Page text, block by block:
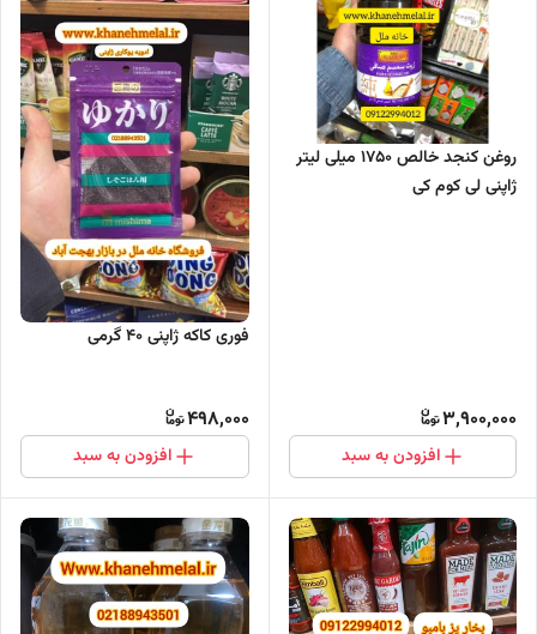
روغن کنجد خالص 1750 میلی لیتر
ژاپنی لی کوم کی
3,900,000
افزودن به سبد
فوری کاکه ژاپنی 40 گرمی
498,000
افزودن به سبد